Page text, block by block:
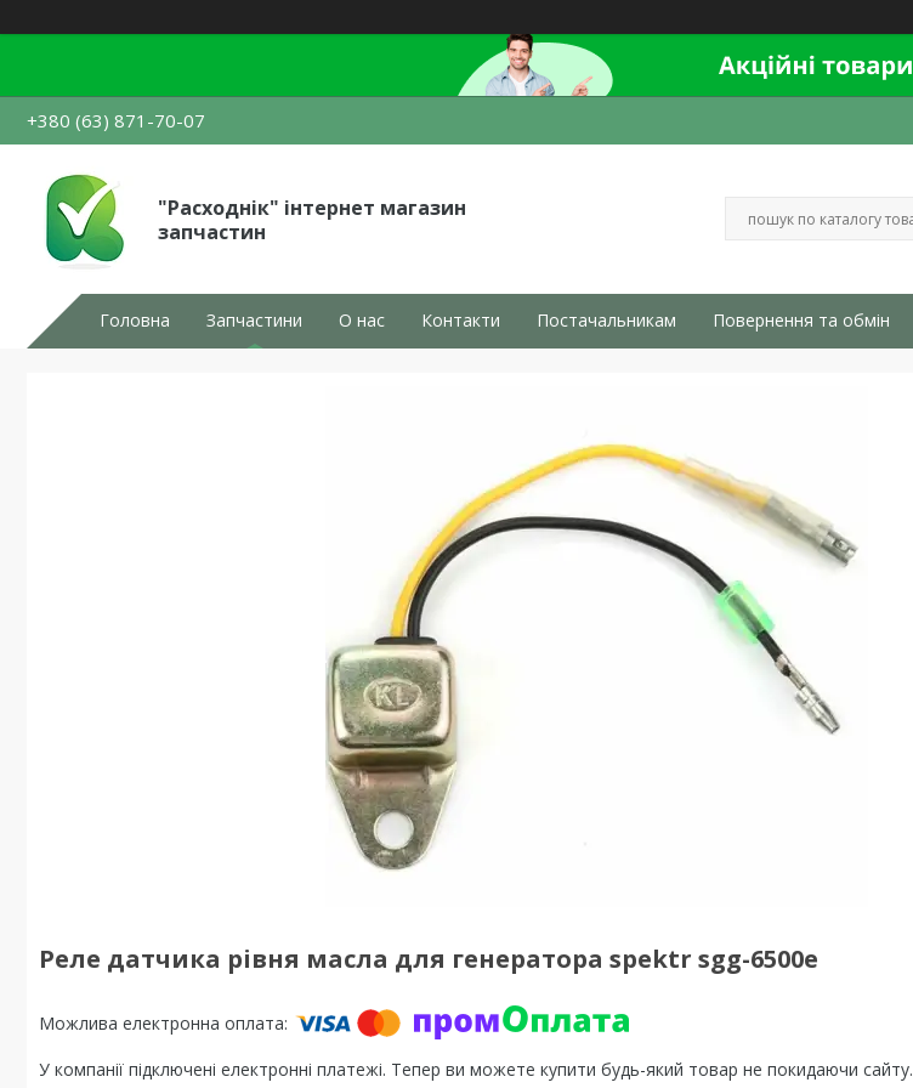
+380 (63) 871-70-07
"Расходнік" інтернет магазин
запчастин
Головна Запчастини О нас Контакти Постачальникам Повернення та обмін
Реле датчика рівня масла для генератора spektr sgg-6500e
У компанії підключені електронні платежі. Тепер ви можете купити будь-який товар не покидаючи сайту.